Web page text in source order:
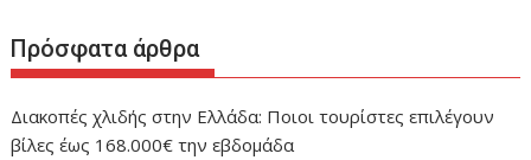
Πρόσφατα άρθρα
Διακοπές χλιδής στην Ελλάδα: Ποιοι τουρίστες επιλέγουν
βίλες έως 168.000€ την εβδομάδα